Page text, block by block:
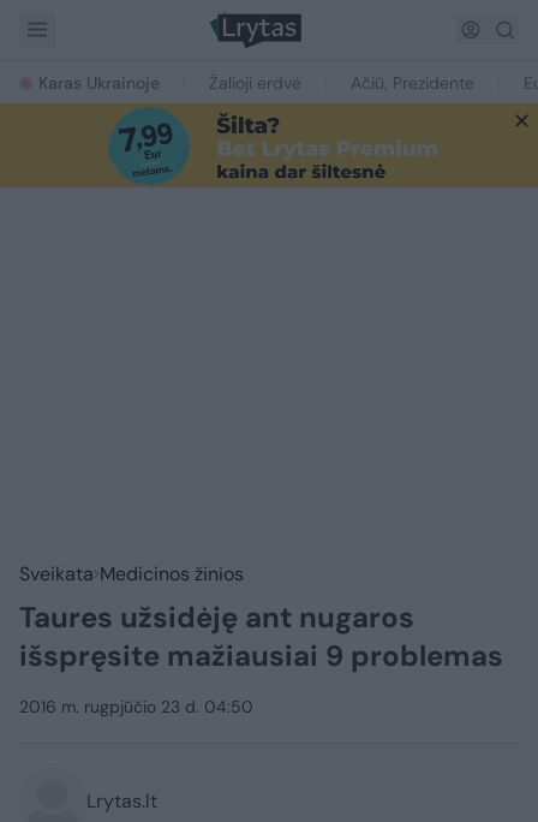
Karas Ukrainoje Žalioji erdvė Ačiū, Prezidente
Sveikata Medicinos žinios
Taures užsidėję ant nugaros
išspręsite mažiausiai 9 problemas
2016 m. rugpjūčio 23 d. 04:50
Lrytas.lt